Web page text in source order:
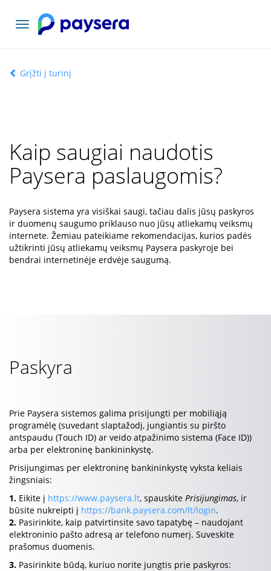
Toggle
navigation
Grįžti į turinį
Kaip saugiai naudotis
Paysera paslaugomis?
Paysera sistema yra visiškai saugi, tačiau dalis jūsų paskyros
ir duomenų saugumo priklauso nuo jūsų atliekamų veiksmų
internete. Žemiau pateikiame rekomendacijas, kurios padės
užtikrinti jūsų atliekamų veiksmų Paysera paskyroje bei
bendrai internetinėje erdvėje saugumą.
Paskyra
Prie Paysera sistemos galima prisijungti per mobiliąją
programėlę (suvedant slaptažodį, jungiantis su piršto
antspaudu (Touch ID) ar veido atpažinimo sistema (Face ID))
arba per elektroninę bankininkystę.
Prisijungimas per elektroninę bankininkystę vyksta keliais
žingsniais:
1. Eikite į https://www.paysera.lt, spauskite Prisijungimas, ir
būsite nukreipti į https://bank.paysera.com/lt/login.
2. Pasirinkite, kaip patvirtinsite savo tapatybę – naudojant
elektroninio pašto adresą ar telefono numerį. Suveskite
prašomus duomenis.
3. Pasirinkite būdą, kuriuo norite jungtis prie paskyros: